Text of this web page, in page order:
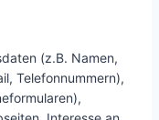
(z.B. Namen,
Telefonnummern),